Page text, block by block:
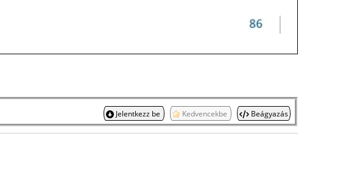
Jelentkezz be Kedvencekbe Beágyazás